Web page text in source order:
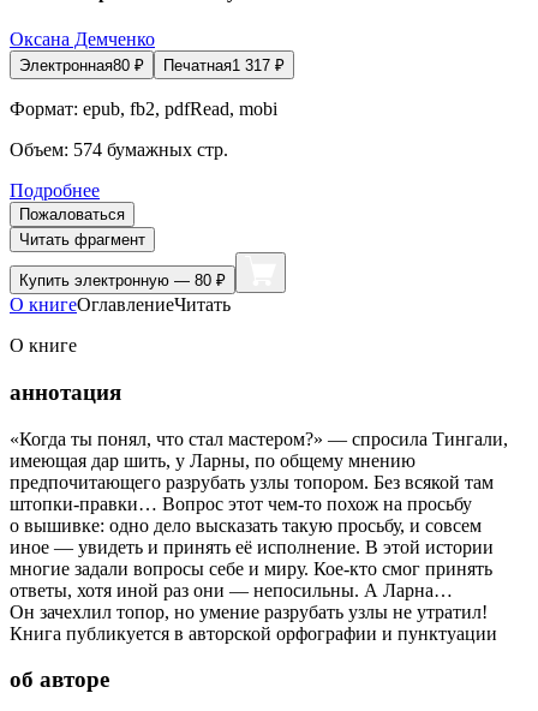
Оксана Демченко
Электронная80 ₽ Печатная1 317 ₽
Формат: epub, fb2, pdfRead, mobi
Объем: 574 бумажных стр.
Подробнее
Пожаловаться
Читать фрагмент
Купить электронную — 80 ₽
О книгеОглавлениеЧитать
О книге
аннотация
«Когда ты понял, что стал мастером?» — спросила Тингали,
имеющая дар шить, у Ларны, по общему мнению
предпочитающего разрубать узлы топором. Без всякой там
штопки-правки… Вопрос этот чем-то похож на просьбу
о вышивке: одно дело высказать такую просьбу, и совсем
иное — увидеть и принять её исполнение. В этой истории
многие задали вопросы себе и миру. Кое-кто смог принять
ответы, хотя иной раз они — непосильны. А Ларна…
Он зачехлил топор, но умение разрубать узлы не утратил!
Книга публикуется в авторской орфографии и пунктуации
об авторе